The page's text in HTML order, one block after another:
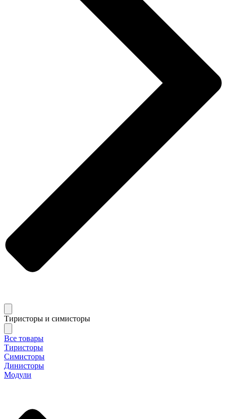
Тиристоры и симисторы
Все товары
Тиристоры
Симисторы
Динисторы
Модули